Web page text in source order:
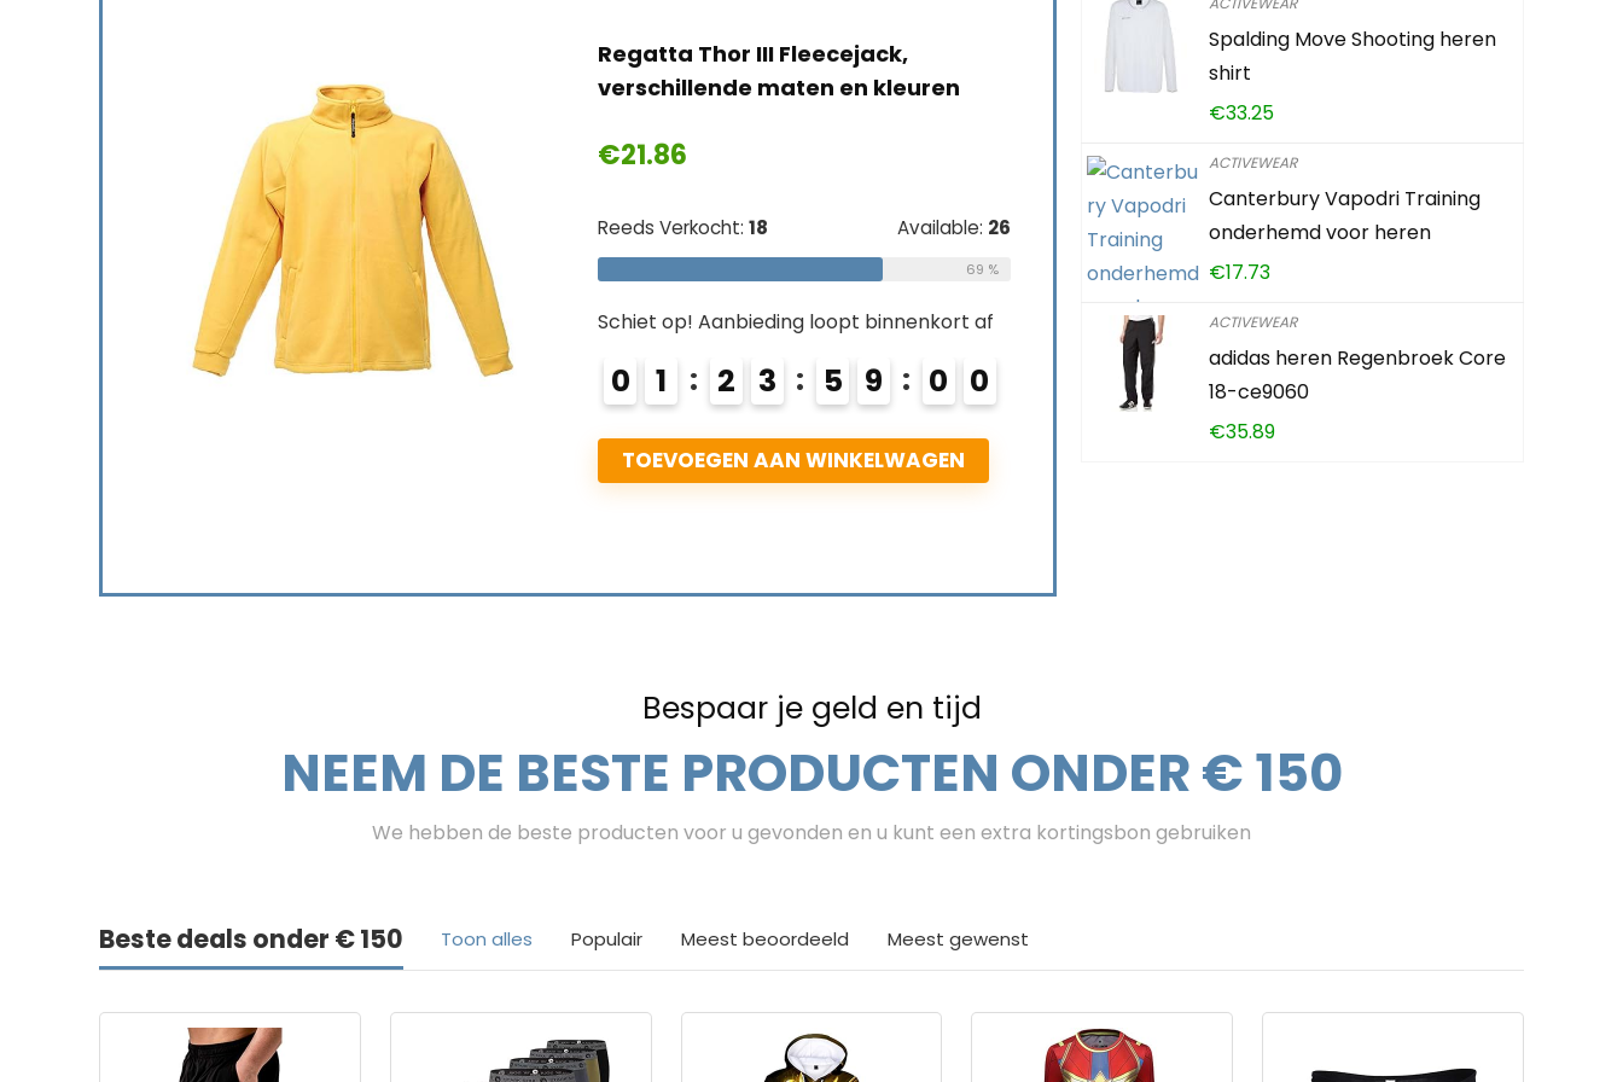
Regatta Thor III Fleecejack,
verschillende maten en kleuren
Reeds Verkocht:18 Available:
Schiet op! Aanbieding loopt binnenkort af
0 3 5 8 5
8
9
TOEVOEGEN AAN WINKELWAGEN
RWXXDSN Herfst en
€29.00
Spalding Move Shooting heren
shirt
€33.25
ACTIVEWEAR
Canterbury Vapodri Training
onderhemd voor heren
€17.73
ACTIVEWEAR
adidas heren Regenbroek Core
18-ce9060
€35.89
Bespaar je geld en tijd
NEEM DE BESTE PRODUCTEN ONDER € 150
We hebben de beste producten voor u gevonden en u kunt een extra kortingsbon gebruiken
Beste deals onder € 150 Toon alles Populair Meest beoordeeld Meest gewenst